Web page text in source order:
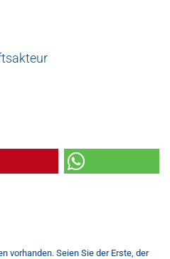
vorhanden. Seien Sie der Erste, der